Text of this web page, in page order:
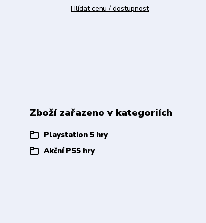
Hlídat cenu / dostupnost
Zboží zařazeno v kategoriích
Playstation 5 hry
Akční PS5 hry